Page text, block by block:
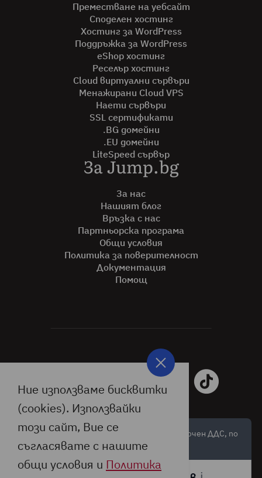
Преместване на уебсайт
Споделен хостинг
Хостинг за WordPress
Поддръжка за WordPress
eShop хостинг
Реселър хостинг
Cloud виртуални сървъри
Менажирани Cloud VPS
Наети сървъри
SSL сертификати
.BG домейни
.EU домейни
LiteSpeed сървър
За Jump.bg
За нас
Нашият блог
Връзка с нас
Партньорска програма
Общи условия
Политика за поверителност
Документация
Помощ
Цените са обозначени в лева и евро, с включен ДДС, по
валутен курс:
Ние използваме бисквитки
(cookies). Използвайки
този сайт, Вие се
съгласявате с нашите
общи условия и Политика